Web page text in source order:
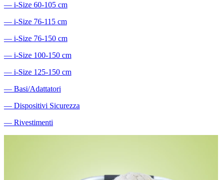
― i-Size 60-105 cm
― i-Size 76-115 cm
― i-Size 76-150 cm
― i-Size 100-150 cm
― i-Size 125-150 cm
― Basi/Adattatori
― Dispositivi Sicurezza
― Rivestimenti